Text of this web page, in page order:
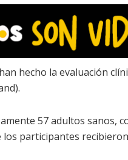
hecho la evaluación
57 adultos sanos,
participantes